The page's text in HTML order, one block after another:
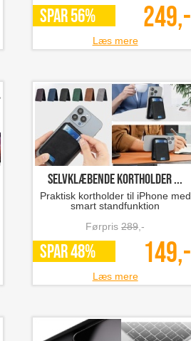
SPAR 56% 249,-
Læs mere
Selvklæbende kortholder ...
Praktisk kortholder til iPhone med
smart standfunktion
Førpris289 ,-
SPAR 48% 149,-
Læs mere